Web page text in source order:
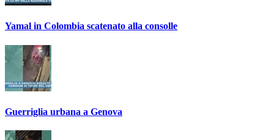
Yamal in Colombia scatenato alla consolle
Guerriglia urbana a Genova